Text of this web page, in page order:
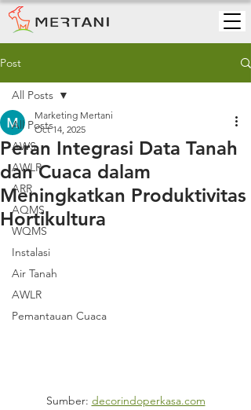
Post
All Posts
AWS
AWLR
ARR
AQMS
WQMS
Instalasi
Air Tanah
AWLR
Pemantauan Cuaca
All Posts
Peran Integrasi Data Tanah
dan Cuaca dalam
Meningkatkan Produktivitas
Hortikultura
Marketing Mertani
Oct 14, 2025
Sumber: decorindoperkasa.com